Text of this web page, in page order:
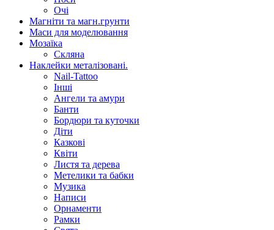
Очі
Магніти та магн.грунти
Маси для моделювання
Мозаїка
Скляна
Наклейки металізовані.
Nail-Tattoo
Інші
Ангели та амури
Банти
Бордюри та куточки
Діти
Казкові
Квіти
Листя та дерева
Метелики та бабки
Музика
Написи
Орнаменти
Рамки